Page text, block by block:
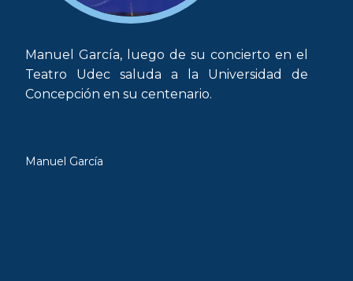
Manuel García, luego de su concierto en el
Teatro Udec saluda a la Universidad de
Concepción en su centenario.
Manuel García